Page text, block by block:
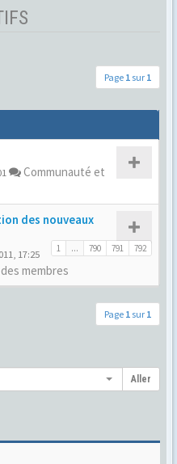
Page 1 sur 1
Communauté et
des nouveaux
1 ... 790 791 792
17:25
membres
Page 1 sur 1
Aller